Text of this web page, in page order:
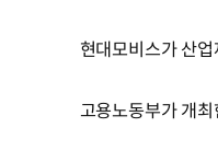
현대모비스가 산
고용노동부가 개